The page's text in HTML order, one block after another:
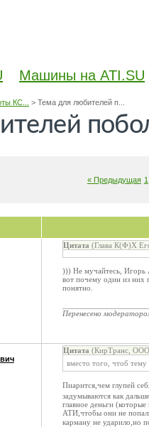
Машины на ATI.SU
КС... > Тема для любителей п...
« Предыдущая 1
Цитата (Глава К(Ф)Х
))) Не мучайтесь, Игорь
вот почему один из них
понятно.
Перенесено
Цитата (КирТранс,
вместо того, чтоб
Пиарится,чем глупей
задумываются как
главное деньги
АТИ,чтобы они не
карману не ударило,но